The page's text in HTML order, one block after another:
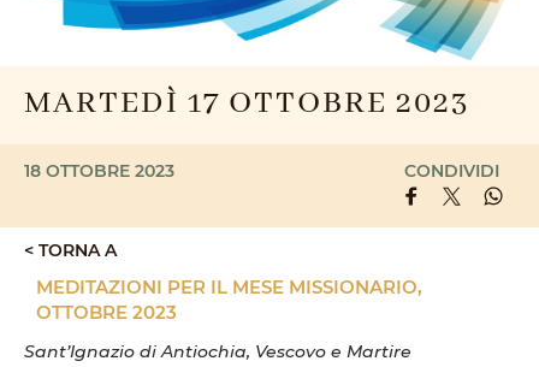
MARTEDÌ 17 OTTOBRE 2023
18 OTTOBRE 2023 CONDIVIDI
< TORNA A
MEDITAZIONI PER IL MESE MISSIONARIO,
OTTOBRE 2023
Sant’Ignazio di Antiochia, Vescovo e Martire